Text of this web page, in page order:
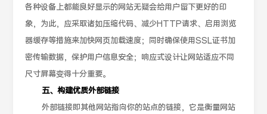
各种设备上都能良好显示的网站无疑会给用户留下更好的印
象，为此，应采取诸如压缩代码、减少HTTP请求、启用浏览
器缓存等措施来加快网页加载速度；同时确保使用SSL证书加
密传输数据，保护用户信息安全；响应式设计让网站适应不同
尺寸屏幕变得十分重要。
五、构建优质外部链接
外部链接即其他网站指向你的站点的链接，它是衡量网站